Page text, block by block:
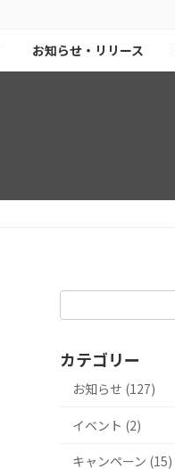
お知らせ・リリース
カテゴリー
お知らせ (127)
イベント (2)
キャンペーン (15)